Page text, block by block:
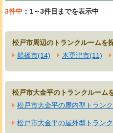
3件中 ：1～3件目までを表示中
松戸市周辺のトランクルームを
船橋市(14)
木更津市(11)
松戸市大金平のトランクルーム
松戸市大金平の屋内型トラン
松戸市大金平の屋外型トラン